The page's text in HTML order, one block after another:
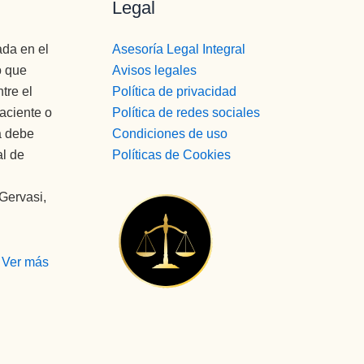
en el
que
el
o
debe
de
Legal
Asesoría Legal Integral
Avisos legales
Política de privacidad
Política de redes sociales
Condiciones de uso
Políticas de Cookies